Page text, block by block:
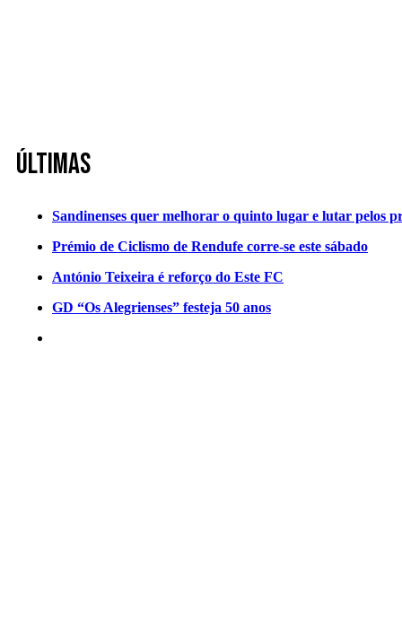
Últimas
Sandinenses quer melhorar o quinto lugar e lutar pelos
Prémio de Ciclismo de Rendufe corre-se este sábado
António Teixeira é reforço do Este FC
GD “Os Alegrienses” festeja 50 anos